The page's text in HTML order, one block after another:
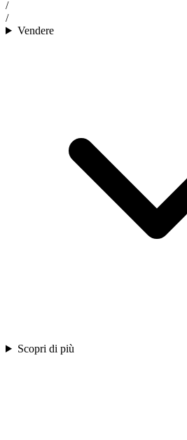
/
/
Vendere
Scopri di più